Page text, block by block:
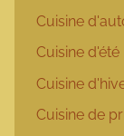
Cuisine
Cuisine d'été
Cuisine
Cuisine de